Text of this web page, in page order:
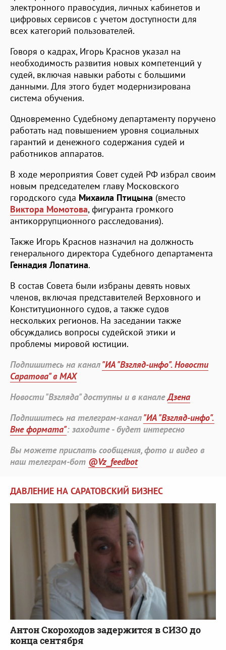
электронного правосудия, личных кабинетов и
цифровых сервисов с учетом доступности для
всех категорий пользователей.
Говоря о кадрах, Игорь Краснов указал на
необходимость развития новых компетенций у
судей, включая навыки работы с большими
данными. Для этого будет модернизирована
система обучения.
Одновременно Судебному департаменту поручено
работать над повышением уровня социальных
гарантий и денежного содержания судей и
работников аппаратов.
В ходе мероприятия Совет судей РФ избрал своим
новым председателем главу Московского
городского суда Михаила Птицына (вместо
Виктора Момотова, фигуранта громкого
антикоррупционного расследования).
Также Игорь Краснов назначил на должность
генерального директора Судебного департамента
Геннадия Лопатина.
В состав Совета были избраны девять новых
членов, включая представителей Верховного и
Конституционного судов, а также судов
нескольких регионов. На заседании также
обсуждались вопросы судейской этики и
проблемы мировой юстиции.
Подпишитесь на канал"ИА "Взгляд-инфо". Новости
Саратова" в MAX
Новости "Взгляда" доступны и в каналеДзена
Подпишитесь на телеграм-канал"ИА "Взгляд-инфо".
Вне формата": заходите - будет интересно
Вы можете прислать сообщения, фото и видео в
наш телеграм-бот @Vz_feedbot
ДАВЛЕНИЕ НА САРАТОВСКИЙ БИЗНЕС
Антон Скороходов задержится в СИЗО до
конца сентября